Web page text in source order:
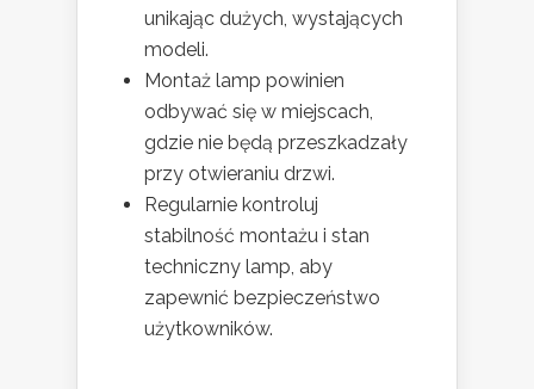
unikając dużych, wystających
modeli.
Montaż lamp powinien
odbywać się w miejscach,
gdzie nie będą przeszkadzały
przy otwieraniu drzwi.
Regularnie kontroluj
stabilność montażu i stan
techniczny lamp, aby
zapewnić bezpieczeństwo
użytkowników.